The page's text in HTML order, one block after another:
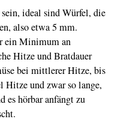
ideal sind Würfel, die
also etwa 5 mm.
ein Minimum an
Hitze und Bratdauer
bei mittlerer Hitze, bis
Hitze und zwar so lange,
es hörbar anfängt zu